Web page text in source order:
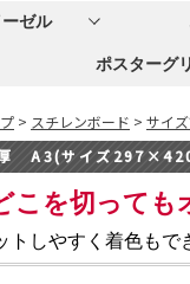
ーゼル
ポスターグ
> スチレンボード > サイ
A3(サイズ
こを切っても
トしやすく着色もで